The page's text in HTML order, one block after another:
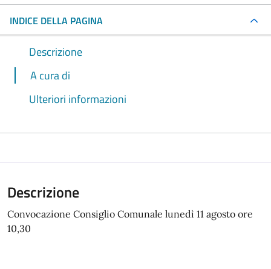
INDICE DELLA PAGINA
Descrizione
A cura di
Ulteriori informazioni
Descrizione
Convocazione Consiglio Comunale lunedì 11 agosto ore
10,30